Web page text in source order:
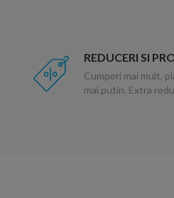
REDUCERI SI
Cumperi mai mult,
mai putin. Extra